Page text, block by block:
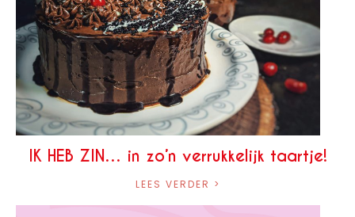
IK HEB ZIN… in zo’n verrukkelijk taartje!
LEES VERDER >